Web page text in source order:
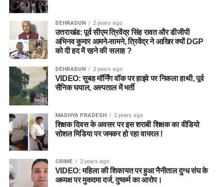
DEHRADUN 2 years ago
उत्तराखंड: पूर्व सीएम त्रिवेंद्र सिंह रावत और डीजीपी
अभिनव कुमार आमने-सामने, त्रिवेंद्र ने आखिर क्यों DGP
को दी हद में रहने की सलाह ?
DEHRADUN 2 years ago
VIDEO: सुबह मॉर्निंग वॉक पर हाइवे पर निकला हाथी, पूर्व
सैनिक घयाल, अस्पताल में भर्ती
MADHYA PRADESH 2 years ago
शिक्षक दिवस के अवसर पर इस शराबी शिक्षक का वीडियो
सोशल मिडिया पर जमकर हो रहा वायरल !
CRIME 2 years ago
VIDEO: महिला की शिकायत पर हुआ नैनीताल दुग्ध संघ के
अध्यक्ष पर मुकदमा दर्ज, दुष्कर्म का आरोप।